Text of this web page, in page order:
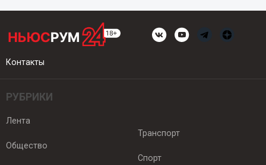
Контакты
РУБРИКИ
Лента
Общество
Транспорт
Спорт